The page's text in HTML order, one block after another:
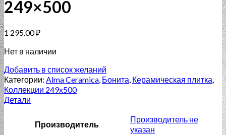
249×500
1 295.00₽
Нет в наличии
Добавить в список желаний
Категории: Alma Ceramica, Бонита, Керамическая плитка,
Коллекции 249x500
Детали
Производитель
Производитель не
указан